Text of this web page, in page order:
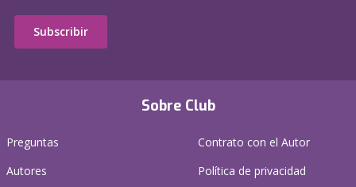
Sobre Club
Preguntas
Autores
Contrato con el Autor
Política de privacidad
Subscribir